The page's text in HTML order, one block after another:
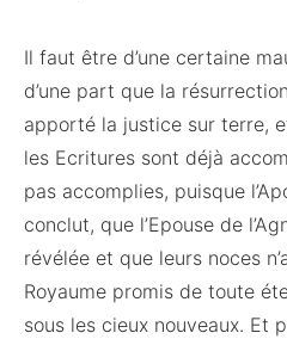
Il faut être d’une certaine
d’une part que la
apporté la justice sur terre,
les Ecritures sont déjà
pas accomplies, puisque
conclut, que l’Epouse de
révélée et que leurs noces
Royaume promis de toute
sous les cieux nouveaux. Et